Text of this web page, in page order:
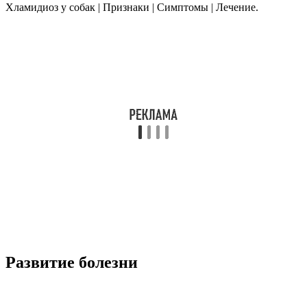
Хламидиоз у собак | Признаки | Симптомы | Лечение.
Развитие болезни